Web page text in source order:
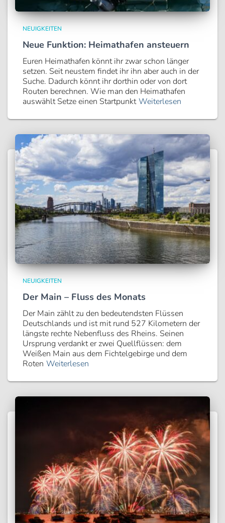
NEUIGKEITEN
Neue Funktion: Heimathafen ansteuern
Euren Heimathafen könnt ihr zwar schon länger
setzen. Seit neustem findet ihr ihn aber auch in der
Suche. Dadurch könnt ihr dorthin oder von dort
Routen berechnen. Wie man den Heimathafen
auswählt Setze einen Startpunkt Weiterlesen
NEUIGKEITEN
Der Main – Fluss des Monats
Der Main zählt zu den bedeutendsten Flüssen
Deutschlands und ist mit rund 527 Kilometern der
längste rechte Nebenfluss des Rheins. Seinen
Ursprung verdankt er zwei Quellflüssen: dem
Weißen Main aus dem Fichtelgebirge und dem
Roten Weiterlesen